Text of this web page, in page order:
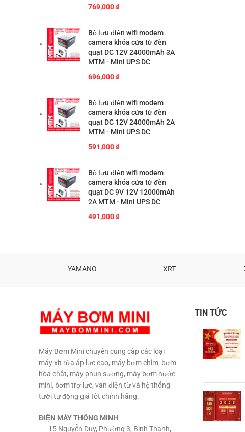
769,000₫
Bộ lưu điện wifi modem
camera khóa cửa từ đèn
quạt DC 12V 24000mAh 3A
MTM - Mini UPS DC
696,000₫
Bộ lưu điện wifi modem
camera khóa cửa từ đèn
quạt DC 12V 24000mAh 2A
MTM - Mini UPS DC
591,000₫
Bộ lưu điện wifi modem
camera khóa cửa từ đèn
quạt DC 9V 12V 12000mAh
2A MTM - Mini UPS DC
491,000₫
YAMANO XRT
Máy Bơm Mini chuyên cung cấp các loại
máy xịt rửa áp lực cao, máy bơm chìm, bơm
hóa chất, máy phun sương, máy bơm nước
mini, bơm trợ lực, van điện từ và hệ thống
tưới tự động giá tốt chính hãng.
ĐIỆN MÁY THÔNG MINH
15 Nguyễn Duy, Phường 3, Bình Thạnh,
TIN TỨC